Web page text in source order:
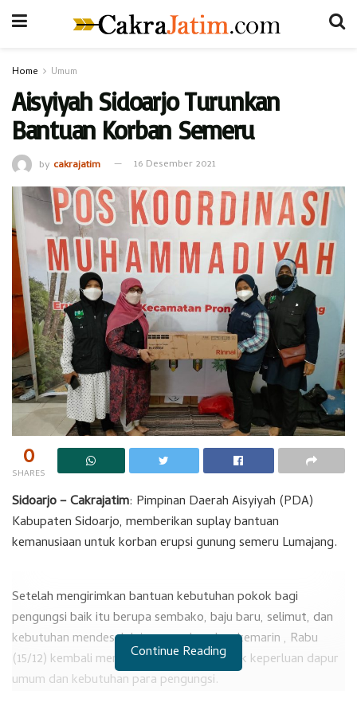
Home Umum
Aisyiyah Sidoarjo Turunkan
Bantuan Korban Semeru
by cakrajatim 16 Desember 2021
0
SHARES
Sidoarjo – Cakrajatim: Pimpinan Daerah Aisyiyah (PDA)
Kabupaten Sidoarjo, memberikan suplay bantuan
kemanusiaan untuk korban erupsi gunung semeru Lumajang.
Setelah mengirimkan bantuan kebutuhan pokok bagi
pengungsi baik itu berupa sembako, baju baru, selimut, dan
kebutuhan mendesak lainnya pada pekan kemarin , Rabu
(15/12) kembali mengirimkan bantuan untuk keperluan dapur
umum dan kebutuhan para pengungsi.
Continue Reading